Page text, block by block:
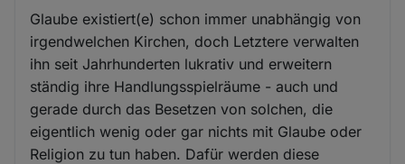
Glaube existiert(e) schon immer unabhängig von
irgendwelchen Kirchen, doch Letztere verwalten
ihn seit Jahrhunderten lukrativ und erweitern
ständig ihre Handlungsspielräume - auch und
gerade durch das Besetzen von solchen, die
eigentlich wenig oder gar nichts mit Glaube oder
Religion zu tun haben. Dafür werden diese